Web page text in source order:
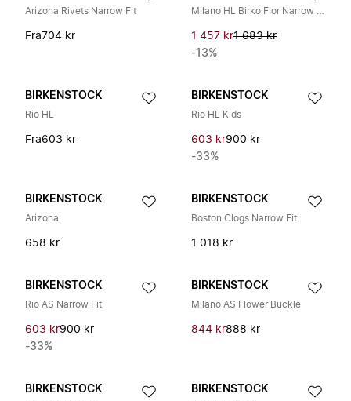
Arizona Rivets Narrow Fit
Fra704 kr
Milano HL Birko Flor Narrow Fit
1 457 kr1 683 kr
-13%
BIRKENSTOCK
Rio HL
Fra603 kr
BIRKENSTOCK
Rio HL Kids
603 kr900 kr
-33%
BIRKENSTOCK
Arizona
658 kr
BIRKENSTOCK
Boston Clogs Narrow Fit
1 018 kr
BIRKENSTOCK
Rio AS Narrow Fit
603 kr900 kr
-33%
BIRKENSTOCK
Milano AS Flower Buckle
844 kr888 kr
BIRKENSTOCK BIRKENSTOCK